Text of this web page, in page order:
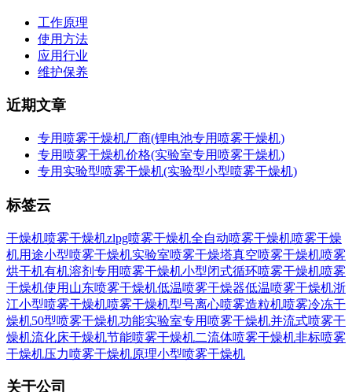
工作原理
使用方法
应用行业
维护保养
近期文章
专用喷雾干燥机厂商(锂电池专用喷雾干燥机)
专用喷雾干燥机价格(实验室专用喷雾干燥机)
专用实验型喷雾干燥机(实验型小型喷雾干燥机)
标签云
干燥机喷雾干燥机zlpg喷雾干燥机全自动喷雾干燥机喷雾干燥
机用途小型喷雾干燥机实验室喷雾干燥塔真空喷雾干燥机喷雾
烘干机有机溶剂专用喷雾干燥机小型闭式循环喷雾干燥机喷雾
干燥机使用 山东喷雾干燥机低温喷雾干燥器低温喷雾干燥机浙
江小型喷雾干燥机喷雾干燥机型号离心喷雾造粒机喷雾冷冻干
燥机50型喷雾干燥机功能实验室专用喷雾干燥机并流式喷雾干
燥机流化床干燥机节能喷雾干燥机二流体喷雾干燥机非标喷雾
干燥机压力喷雾干燥机原理小型喷雾干燥机
关于公司